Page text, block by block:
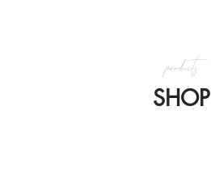
SHOP
products